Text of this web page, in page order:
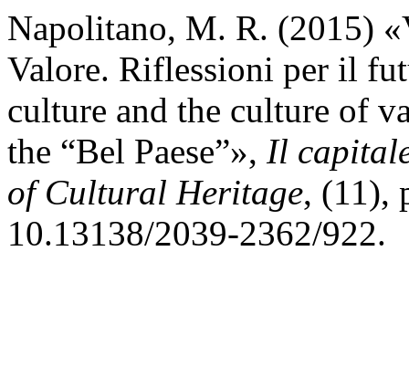
Napolitano, M. R. (2015)
Valore. Riflessioni per il
culture and the culture of
the “Bel Paese”», Il
of Cultural Heritage, (11),
10.13138/2039-2362/922.